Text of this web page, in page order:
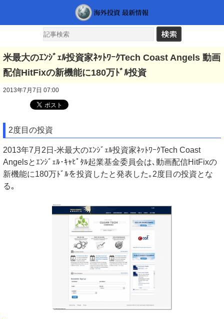
米最大のｴﾝｼﾞｪﾙ投資家ﾈｯﾄﾜｰｸTech Coast Angels 動画
配信HitFixの新機能に180万ﾄﾞﾙ投資
2013年7月7日 07:00
2度目の投資
2013年7月2日-米最大のｴﾝｼﾞｪﾙ投資家ﾈｯﾄﾜｰｸTech Coast
Angelsとｴﾝｼﾞｪﾙ･ｷｬﾋﾟﾀﾙ起業基金委員会は､動画配信HitFixの
新機能に180万ﾄﾞﾙを投資したと発表した｡2度目の投資とな
る｡